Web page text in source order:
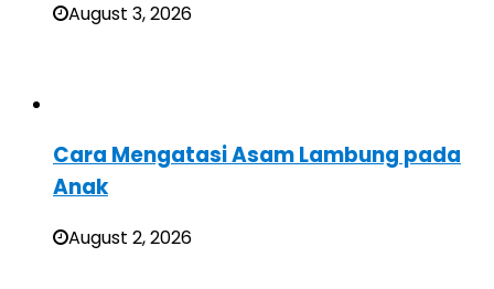
August 3, 2026
Cara Mengatasi Asam Lambung pada
Anak
August 2, 2026